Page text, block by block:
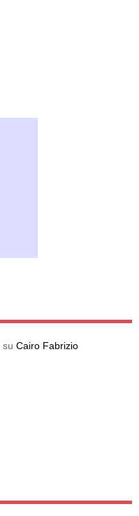
su Cairo Fabrizio